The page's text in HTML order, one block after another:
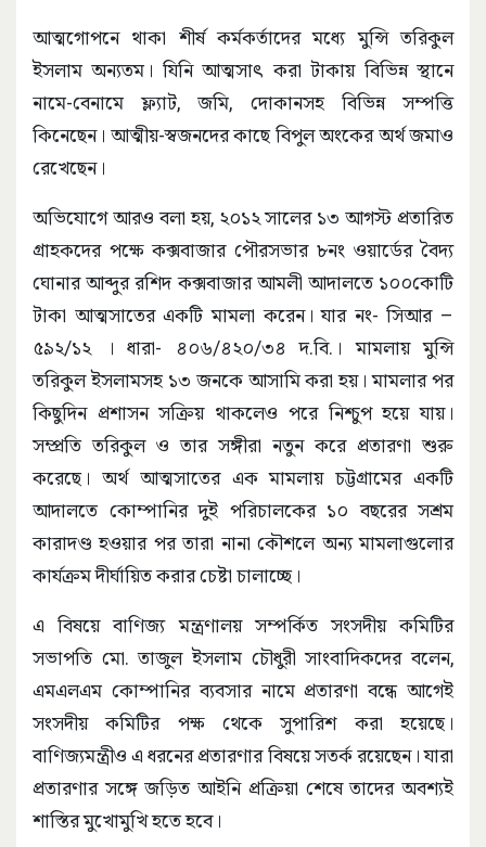
আত্মগোপনে থাকা শীর্ষ কর্মকর্তাদের মধ্যে মুন্সি তরিকুল
ইসলাম অন্যতম। যিনি আত্মসাৎ করা টাকায় বিভিন্ন স্থানে
নামে-বেনামে ফ্ল্যাট, জমি, দোকানসহ বিভিন্ন সম্পত্তি
কিনেছেন। আত্মীয়-স্বজনদের কাছে বিপুল অংকের অর্থ জমাও
রেখেছেন।
অভিযোগে আরও বলা হয়, ২০১২ সালের ১৩ আগস্ট প্রতারিত
গ্রাহকদের পক্ষে কক্সবাজার পৌরসভার ৮নং ওয়ার্ডের বৈদ্য
ঘোনার আব্দুর রশিদ কক্সবাজার আমলী আদালতে ১০০কোটি
টাকা আত্মসাতের একটি মামলা করেন। যার নং- সিআর –
৫৯২/১২ । ধারা- ৪০৬/৪২০/৩৪ দ.বি.। মামলায় মুন্সি
তরিকুল ইসলামসহ ১৩ জনকে আসামি করা হয়। মামলার পর
কিছুদিন প্রশাসন সক্রিয় থাকলেও পরে নিশ্চুপ হয়ে যায়।
সম্প্রতি তরিকুল ও তার সঙ্গীরা নতুন করে প্রতারণা শুরু
করেছে। অর্থ আত্মসাতের এক মামলায় চট্টগ্রামের একটি
আদালতে কোম্পানির দুই পরিচালকের ১০ বছরের সশ্রম
কারাদণ্ড হওয়ার পর তারা নানা কৌশলে অন্য মামলাগুলোর
কার্যক্রম দীর্ঘায়িত করার চেষ্টা চালাচ্ছে।
এ বিষয়ে বাণিজ্য মন্ত্রণালয় সম্পর্কিত সংসদীয় কমিটির
সভাপতি মো. তাজুল ইসলাম চৌধুরী সাংবাদিকদের বলেন,
এমএলএম কোম্পানির ব্যবসার নামে প্রতারণা বন্ধে আগেই
সংসদীয় কমিটির পক্ষ থেকে সুপারিশ করা হয়েছে।
বাণিজ্যমন্ত্রীও এ ধরনের প্রতারণার বিষয়ে সতর্ক রয়েছেন। যারা
প্রতারণার সঙ্গে জড়িত আইনি প্রক্রিয়া শেষে তাদের অবশ্যই
শাস্তির মুখোমুখি হতে হবে।